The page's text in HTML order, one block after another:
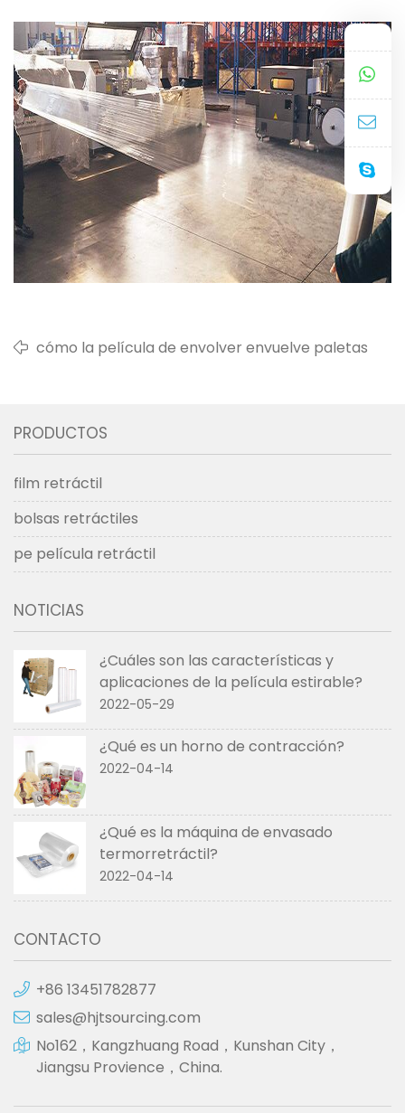
cómo la película de envolver envuelve paletas
PRODUCTOS
film retráctil
bolsas retráctiles
pe película retráctil
NOTICIAS
¿Cuáles son las características y
aplicaciones de la película estirable?
2022-05-29
¿Qué es un horno de contracción?
2022-04-14
¿Qué es la máquina de envasado
termorretráctil?
2022-04-14
CONTACTO
+86 13451782877
sales@hjtsourcing.com
No162，Kangzhuang Road，Kunshan City，
Jiangsu Provience，China.